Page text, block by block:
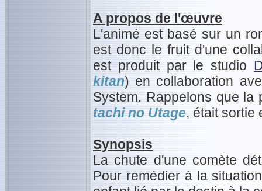
A propos de l'œuvre
L'animé est basé sur un
est donc le fruit d'une
est produit par le studio
kitan) en collaboration
System. Rappelons que
tachi no Utage, était sortie
Synopsis
La chute d'une comète
Pour remédier à la